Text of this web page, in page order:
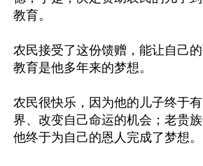
教育。
农民接受了这份馈赠，能让自己
教育是他多年来的梦想。
农民很快乐，因为他的儿子终于
界、改变自己命运的机会；老贵
他终于为自己的恩人完成了梦想。